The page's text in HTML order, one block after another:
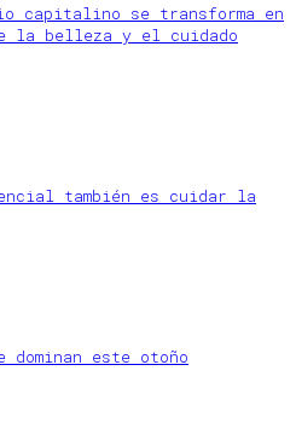
capitalino se transforma en
la belleza y el cuidado
también es cuidar la
dominan este otoño